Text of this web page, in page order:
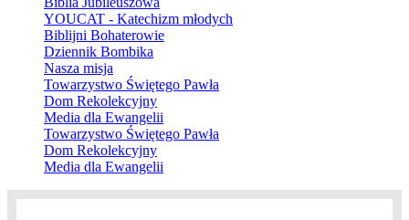
YOUCAT - Katechizm młodych
Biblijni Bohaterowie
Dziennik Bombika
Nasza misja
Towarzystwo Świętego Pawła
Dom Rekolekcyjny
Media dla Ewangelii
Towarzystwo Świętego Pawła
Dom Rekolekcyjny
Media dla Ewangelii